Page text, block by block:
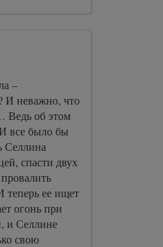
–
И неважно, что
Ведь об этом
все было бы
Селлина
спасти двух
ее ищет
огонь при
и Селлине
свою